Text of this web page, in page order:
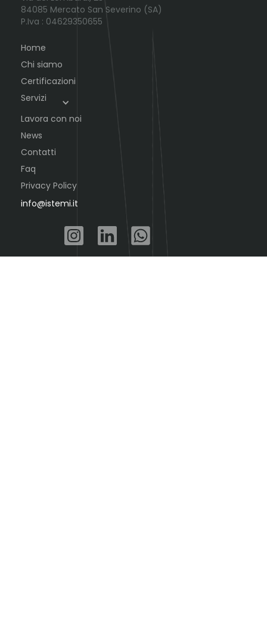
84085 Mercato San Severino (SA)
P.Iva : 04629350655
Home
Chi siamo
Certificazioni
Servizi
Lavora con noi
News
Contatti
Faq
Privacy Policy
info@istemi.it